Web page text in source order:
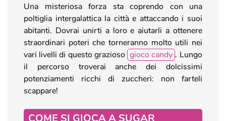
Una misteriosa forza sta coprendo con una
poltiglia intergalattica la città e attaccando i suoi
abitanti. Dovrai unirti a loro e aiutarli a ottenere
straordinari poteri che torneranno molto utili nei
vari livelli di questo grazioso gioco candy . Lungo
il percorso troverai anche dei dolcissimi
potenziamenti ricchi di zuccheri: non farteli
scappare!
COME SI GIOCA A SUGAR